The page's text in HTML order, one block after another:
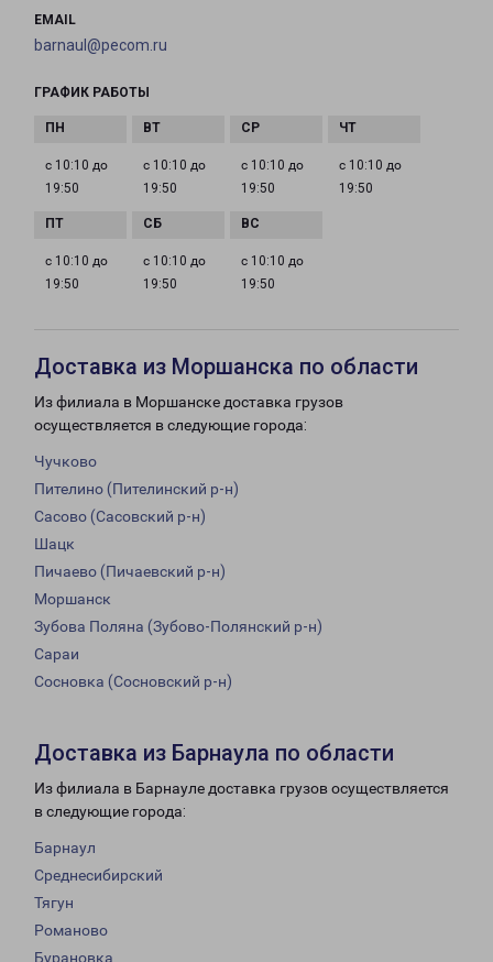
EMAIL
barnaul@pecom.ru
ГРАФИК РАБОТЫ
с 10:10 до
19:50
с 10:10 до
19:50
с 10:10 до
19:50
с 10:10 до
19:50
с 10:10 до
19:50
с 10:10 до
19:50
с 10:10 до
19:50
Доставка из Моршанска по области
Из филиала в Моршанске доставка грузов
осуществляется в следующие города:
Чучково
Пителино (Пителинский р-н)
Сасово (Сасовский р-н)
Шацк
Пичаево (Пичаевский р-н)
Моршанск
Зубова Поляна (Зубово-Полянский р-н)
Сараи
Сосновка (Сосновский р-н)
Доставка из Барнаула по области
Из филиала в Барнауле доставка грузов осуществляется
в следующие города:
Барнаул
Среднесибирский
Тягун
Романово
Бурановка